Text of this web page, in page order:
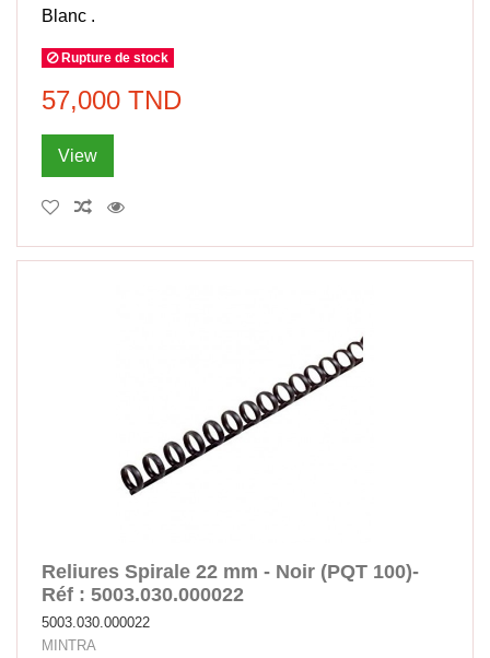
Blanc .
Rupture de stock
57,000 TND
View
Reliures Spirale 22 mm - Noir (PQT 100)-
Réf : 5003.030.000022
5003.030.000022
MINTRA